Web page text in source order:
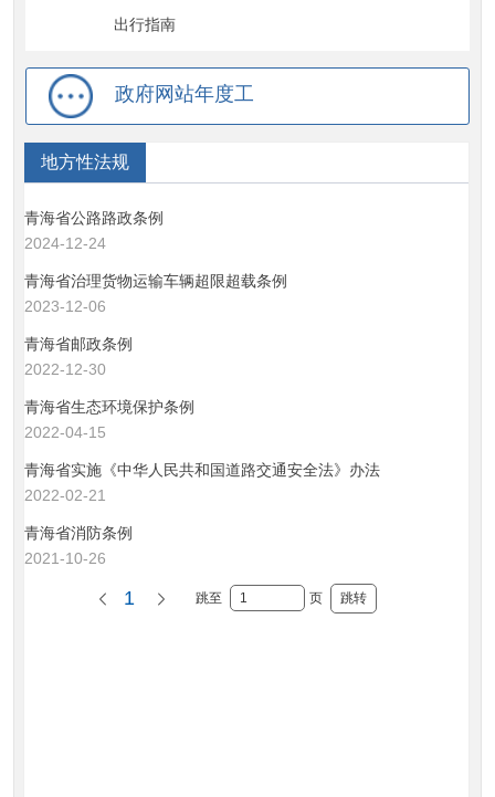
出行指南
政府网站年度工
作报表
地方性法规
青海省公路路政条例
2024-12-24
青海省治理货物运输车辆超限超载条例
2023-12-06
青海省邮政条例
2022-12-30
青海省生态环境保护条例
2022-04-15
青海省实施《中华人民共和国道路交通安全法》办法
2022-02-21
青海省消防条例
2021-10-26
1 跳至 页